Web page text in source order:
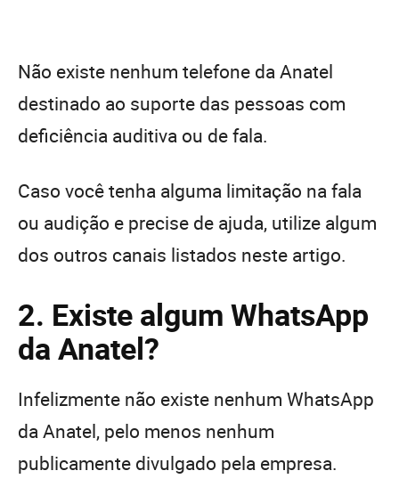
Não existe nenhum telefone da Anatel
destinado ao suporte das pessoas com
deficiência auditiva ou de fala.
Caso você tenha alguma limitação na fala
ou audição e precise de ajuda, utilize algum
dos outros canais listados neste artigo.
2. Existe algum WhatsApp
da Anatel?
Infelizmente não existe nenhum WhatsApp
da Anatel, pelo menos nenhum
publicamente divulgado pela empresa.